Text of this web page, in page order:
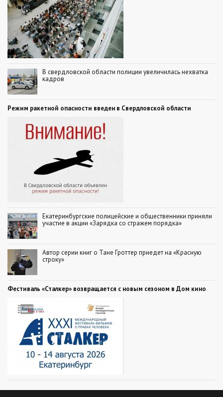
В свердловской области полиции увеличилась нехватка
кадров
Режим ракетной опасности введен в Свердловской области
Екатеринбургские полицейские и общественники приняли
участие в акции «Зарядка со стражем порядка»
Автор серии книг о Тане Гроттер приедет на «Красную
строку»
Фестиваль «Сталкер» возвращается с новым сезоном в Дом кино